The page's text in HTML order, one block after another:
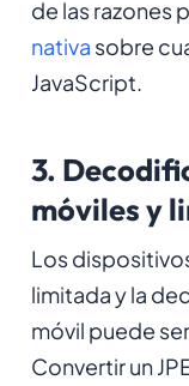
de las razones
nativa sobre
JavaScript.
3.
móviles y
Los
limitada y la
móvil puede
Convertir un